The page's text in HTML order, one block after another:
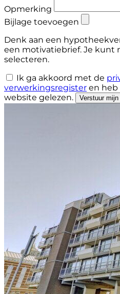
Opmerking
Bijlage toevoegen
Denk aan een
een motivatiebrief. Je kunt
selecteren.
Ik ga akkoord met de
verwerkingsregister en heb
website gelezen.
Verstuur